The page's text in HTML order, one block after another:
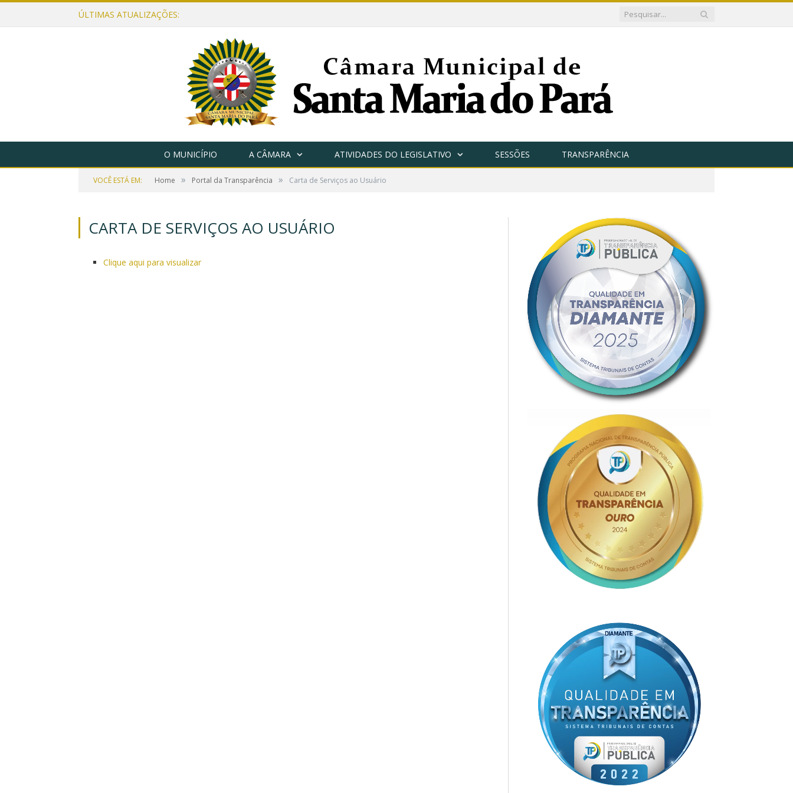
ÚLTIMAS ATUALIZAÇÕES:
O MUNICÍPIO A CÂMARA ATIVIDADES DO LEGISLATIVO SESSÕES TRANSPARÊNCIA
VOCÊ ESTÁ EM: Home » Portal da Transparência » Carta de Serviços ao Usuário
CARTA DE SERVIÇOS AO USUÁRIO
Clique aqui para visualizar